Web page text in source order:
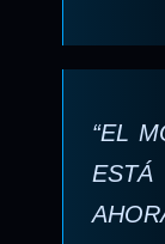
“EL